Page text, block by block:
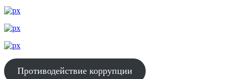
Противодействие коррупции